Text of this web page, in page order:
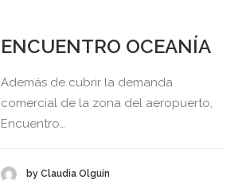
ENCUENTRO OCEANÍA
Además de cubrir la demanda
comercial de la zona del aeropuerto,
Encuentro…
by Claudia Olguín